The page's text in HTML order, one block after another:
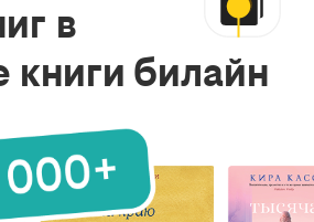
в
книги билайн